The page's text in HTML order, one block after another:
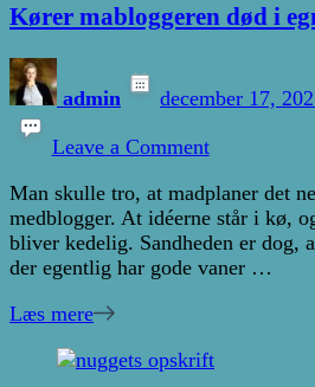
Kører mabloggeren død i
admin december 17,
Leave a CommentKører
død
i
egne
madplaner?
Man skulle tro, at madplaner det
medblogger. At idéerne står i kø,
bliver kedelig. Sandheden er dog,
der egentlig har gode vaner …
Læs mere